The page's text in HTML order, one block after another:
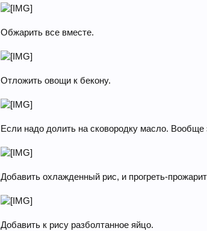
Обжарить все вместе.
Отложить овощи к бекону.
Если надо долить на сковородку масло. Вообще
Добавить охлажденный рис, и прогреть-
Добавить к рису разболтанное яйцо.